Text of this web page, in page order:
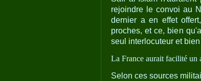
rejoindre le convoi au
dernier a en effet
proches, et ce, bien
seul interlocuteur et
La France aurait facilité un
Selon ces sources